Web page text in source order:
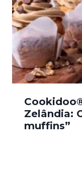
Zelândia:
muffins”